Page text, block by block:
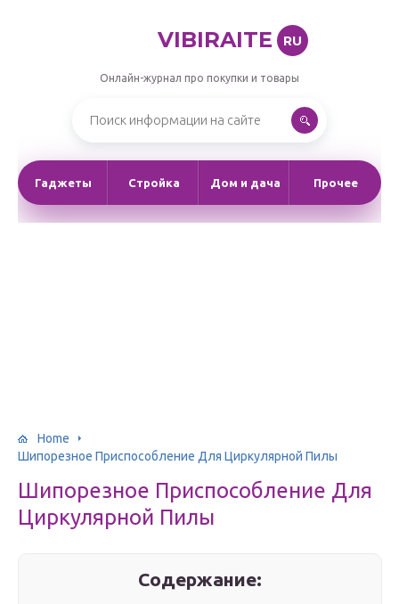
VIBIRAITE RU
Онлайн-журнал про покупки и товары
Гаджеты Стройка Дом и дача Прочее
Home
Шипорезное Приспособление Для Циркулярной Пилы
Шипорезное Приспособление Для
Циркулярной Пилы
Содержание: